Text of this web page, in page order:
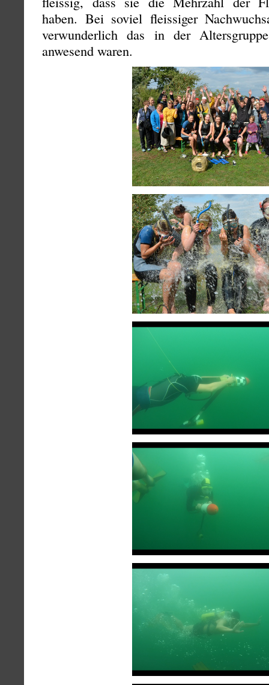
haben. Bei soviel fleissiger
verwunderlich das in der
anwesend waren.